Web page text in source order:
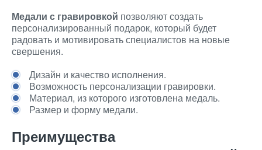
Медали с гравировкой позволяют создать
персонализированный подарок, который будет
радовать и мотивировать специалистов на новые
свершения.
Дизайн и качество исполнения.
Возможность персонализации гравировки.
Материал, из которого изготовлена медаль.
Размер и форму медали.
Преимущества